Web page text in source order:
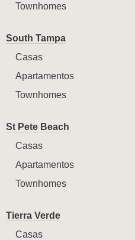
Townhomes
South Tampa
Casas
Apartamentos
Townhomes
St Pete Beach
Casas
Apartamentos
Townhomes
Tierra Verde
Casas